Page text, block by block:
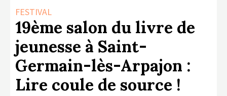
FESTIVAL
19ème salon du livre de
jeunesse à Saint-
Germain-lès-Arpajon :
Lire coule de source !